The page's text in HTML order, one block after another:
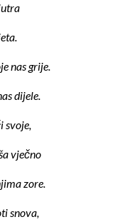
nas grije.
dijele.
svoje,
vječno
zore.
snova,